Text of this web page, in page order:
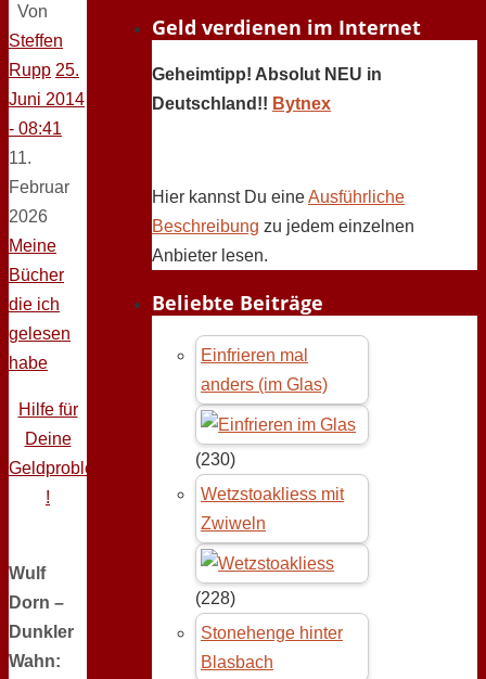
Von
Steffen
Rupp 25.
Juni 2014
- 08:41
11.
Februar
2026
Meine
Bücher
die ich
gelesen
habe
Hilfe für
Deine
Geldprobleme
!
Wulf
Dorn –
Dunkler
Wahn:
Geld verdienen im Internet
Geheimtipp! Absolut NEU in
Deutschland!! Bytnex
Hier kannst Du eineAusführliche
Beschreibung zu jedem einzelnen
Anbieter lesen.
Beliebte Beiträge
Einfrieren mal
anders (im Glas)
(230)
Wetzstoakliess mit
Zwiweln
(228)
Stonehenge hinter
Blasbach